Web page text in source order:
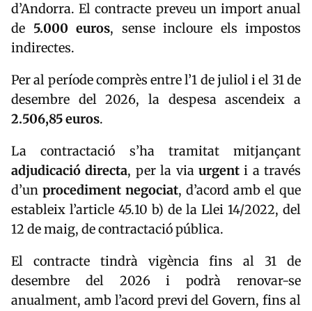
d’Andorra. El contracte preveu un import anual
de 5.000 euros, sense incloure els impostos
indirectes.
Per al període comprès entre l’1 de juliol i el 31 de
desembre del 2026, la despesa ascendeix a
2.506,85 euros.
La contractació s’ha tramitat mitjançant
adjudicació directa, per la via urgenti a través
d’un procediment negociat, d’acord amb el que
estableix l’article 45.10 b) de la Llei 14/2022, del
12 de maig, de contractació pública.
El contracte tindrà vigència fins al 31 de
desembre del 2026 i podrà renovar-se
anualment, amb l’acord previ del Govern, fins al